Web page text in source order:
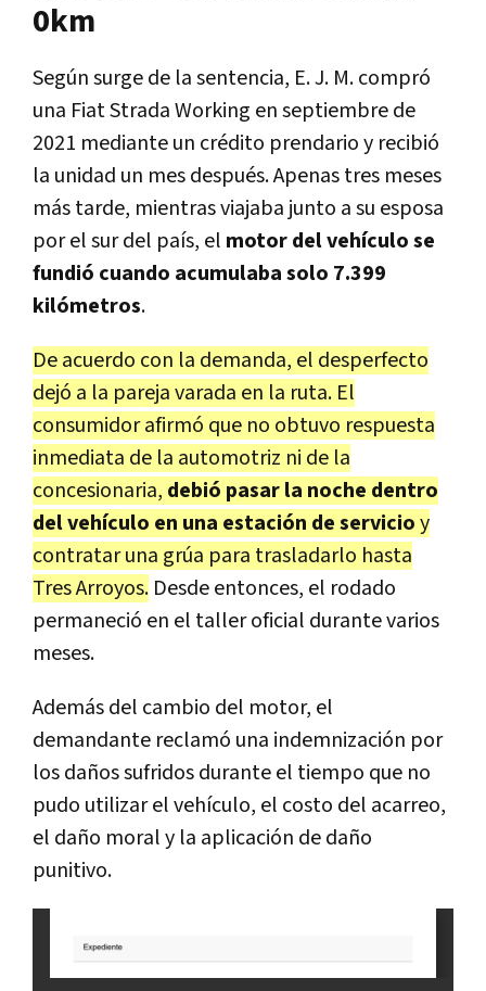
0km
Según surge de la sentencia, E. J. M. compró
una Fiat Strada Working en septiembre de
2021 mediante un crédito prendario y recibió
la unidad un mes después. Apenas tres meses
más tarde, mientras viajaba junto a su esposa
por el sur del país, el motor del vehículo se
fundió cuando acumulaba solo 7.399
kilómetros.
De acuerdo con la demanda, el desperfecto
dejó a la pareja varada en la ruta. El
consumidor afirmó que no obtuvo respuesta
inmediata de la automotriz ni de la
concesionaria, debió pasar la noche dentro
del vehículo en una estación de servicioy
contratar una grúa para trasladarlo hasta
Tres Arroyos. Desde entonces, el rodado
permaneció en el taller oficial durante varios
meses.
Además del cambio del motor, el
demandante reclamó una indemnización por
los daños sufridos durante el tiempo que no
pudo utilizar el vehículo, el costo del acarreo,
el daño moral y la aplicación de daño
punitivo.